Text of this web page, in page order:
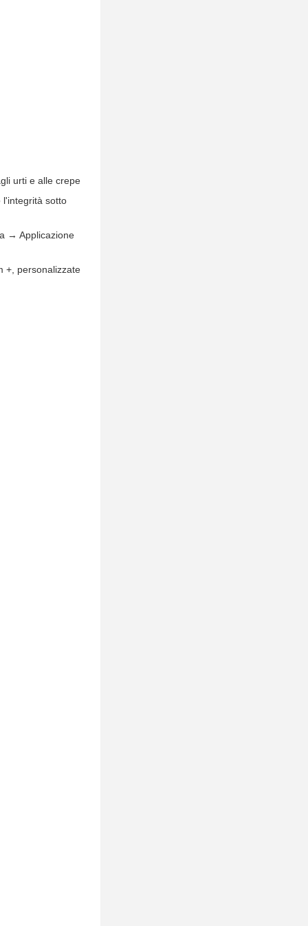
urti e alle crepe
l'integrità sotto
→ Applicazione
+, personalizzate